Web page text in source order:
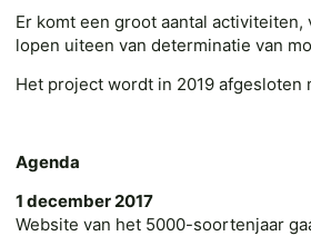
Er komt een groot aantal
lopen uiteen van determinatie van
Het project wordt in 2019
Agenda
1 december 2017
Website van het 5000-soortenjaar